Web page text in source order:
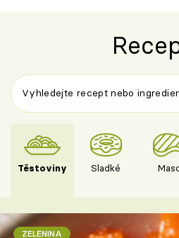
Těstoviny Sladké
ZELENINA